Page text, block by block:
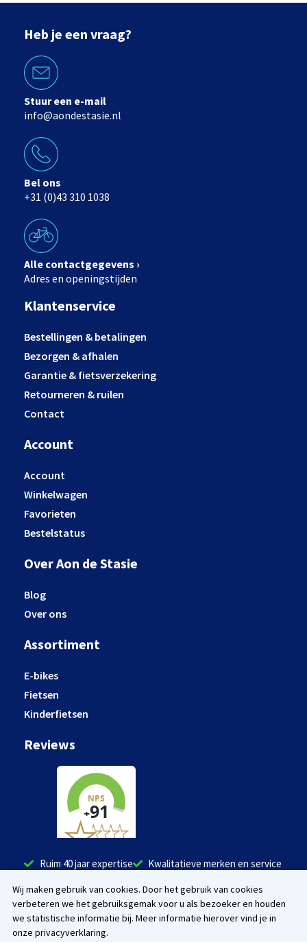
Heb je een vraag?
Stuur een e-mail
info@aondestasie.nl
Bel ons
+31 (0)43 310 1038
Alle contactgegevens ›
Adres en openingstijden
Klantenservice
Bestellingen & betalingen
Bezorgen & afhalen
Garantie & fietsverzekering
Retourneren & ruilen
Contact
Account
Account
Winkelwagen
Favorieten
Bestelstatus
Over Aon de Stasie
Blog
Over ons
Assortiment
E-bikes
Fietsen
Kinderfietsen
Reviews
Ruim 40 jaar expertise
Kwalitatieve merken en service
Facebook Instagram
Wij maken gebruik van cookies. Door het gebruik van cookies
verbeteren we het gebruiksgemak voor u als bezoeker en houden
we statistische informatie bij. Meer informatie hierover vind je in
onze privacyverklaring.